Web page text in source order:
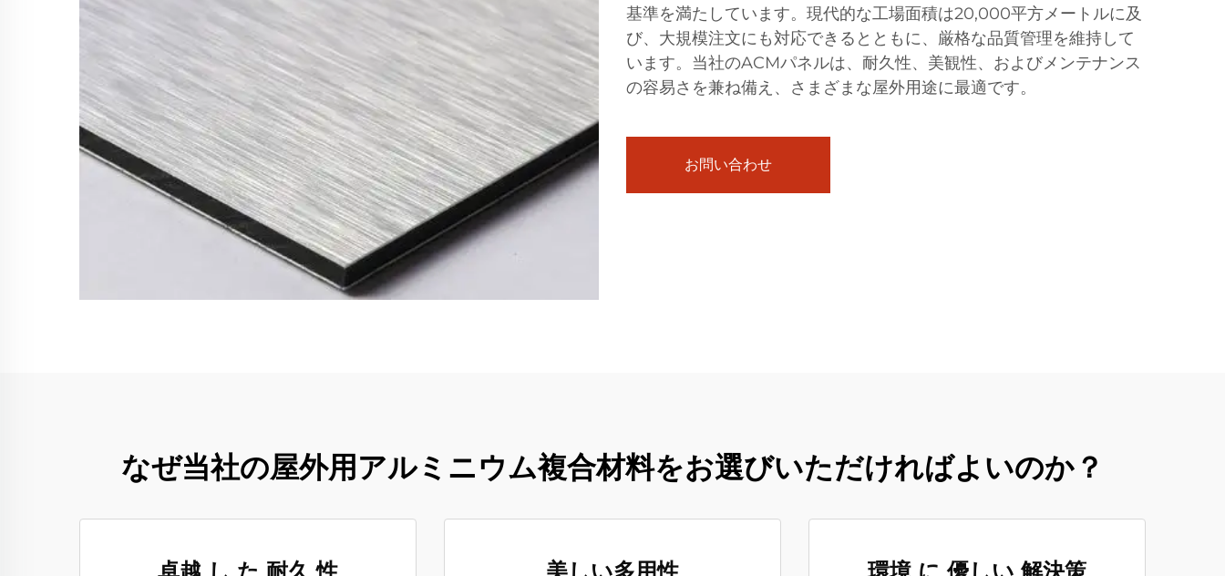
基準を満たしています。現代的な工場面積は20,000平方メートルに及
び、大規模注文にも対応できるとともに、厳格な品質管理を維持して
います。当社のACMパネルは、耐久性、美観性、およびメンテナンス
の容易さを兼ね備え、さまざまな屋外用途に最適です。
お問い合わせ
なぜ当社の屋外用アルミニウム複合材料をお選びいただければよいのか？